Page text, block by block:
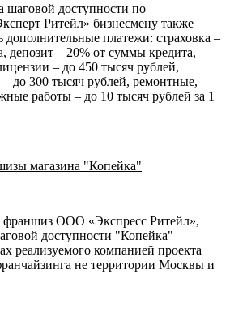
шаговой доступности по
Ритейл» бизнесмену также
дополнительные платежи: страховка –
депозит – 20% от суммы кредита,
– до 450 тысяч рублей,
до 300 тысяч рублей, ремонтные,
работы – до 10 тысяч рублей за 1
магазина "Копейка"
франшиз ООО «Экспресс Ритейл»,
доступности "Копейка"
реализуемого компанией проекта
не территории Москвы и